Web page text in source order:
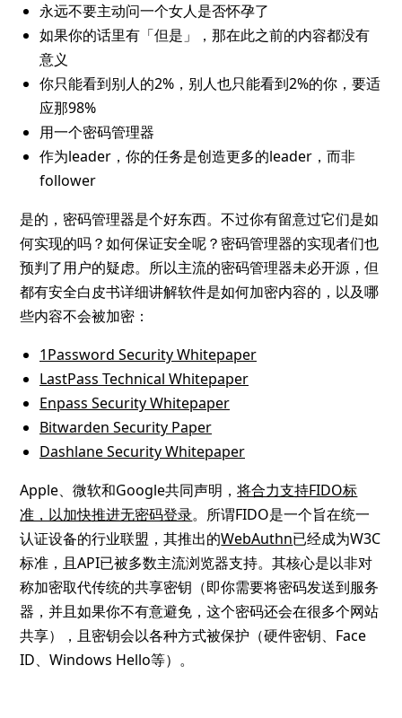
永远不要主动问一个女人是否怀孕了
如果你的话里有「但是」，那在此之前的内容都没有
意义
你只能看到别人的2%，别人也只能看到2%的你，要适
应那98%
用一个密码管理器
作为leader，你的任务是创造更多的leader，而非
follower
是的，密码管理器是个好东西。不过你有留意过它们是如
何实现的吗？如何保证安全呢？密码管理器的实现者们也
预判了用户的疑虑。所以主流的密码管理器未必开源，但
都有安全白皮书详细讲解软件是如何加密内容的，以及哪
些内容不会被加密：
1Password Security Whitepaper
LastPass Technical Whitepaper
Enpass Security Whitepaper
Bitwarden Security Paper
Dashlane Security Whitepaper
Apple、微软和Google共同声明，将合力支持FIDO标
准，以加快推进无密码登录。所谓FIDO是一个旨在统一
认证设备的行业联盟，其推出的WebAuthn已经成为W3C
标准，且API已被多数主流浏览器支持。其核心是以非对
称加密取代传统的共享密钥（即你需要将密码发送到服务
器，并且如果你不有意避免，这个密码还会在很多个网站
共享），且密钥会以各种方式被保护（硬件密钥、Face
ID、Windows Hello等）。